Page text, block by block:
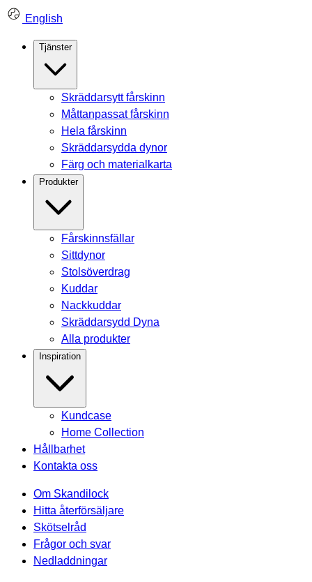
Skip
content
English
Tjänster
Skräddarsytt fårskinn
Måttanpassat fårskinn
Hela fårskinn
Skräddarsydda dynor
Färg och materialkarta
Produkter
Fårskinnsfällar
Sittdynor
Stolsöverdrag
Kuddar
Nackkuddar
Skräddarsydd Dyna
Alla produkter
Inspiration
Kundcase
Home Collection
Hållbarhet
Kontakta oss
Om Skandilock
Hitta återförsäljare
Skötselråd
Frågor och svar
Nedladdningar